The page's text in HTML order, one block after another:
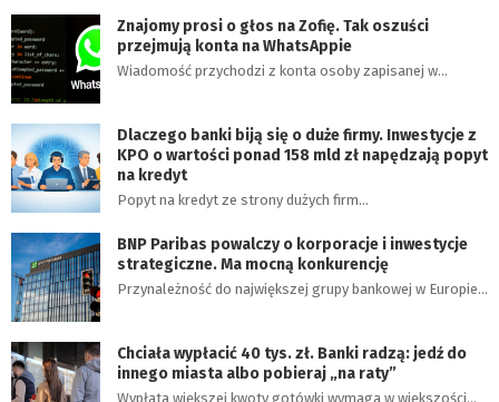
Znajomy prosi o głos na Zofię. Tak oszuści
przejmują konta na WhatsAppie
Wiadomość przychodzi z konta osoby zapisanej w…
Dlaczego banki biją się o duże firmy. Inwestycje z
KPO o wartości ponad 158 mld zł napędzają popyt
na kredyt
Popyt na kredyt ze strony dużych firm…
BNP Paribas powalczy o korporacje i inwestycje
strategiczne. Ma mocną konkurencję
Przynależność do największej grupy bankowej w Europie…
Chciała wypłacić 40 tys. zł. Banki radzą: jedź do
innego miasta albo pobieraj „na raty”
Wypłata większej kwoty gotówki wymaga w większości…